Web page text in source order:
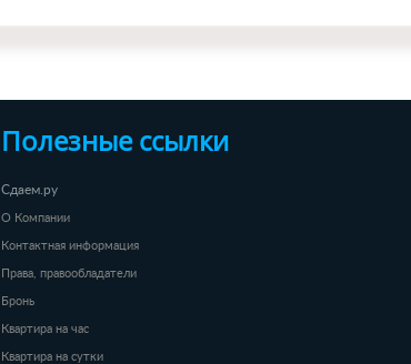
Полезные ссылки
Сдаем.ру
О Компании
Контактная информация
Права, правообладатели
Бронь
Квартира на час
Квартира на сутки